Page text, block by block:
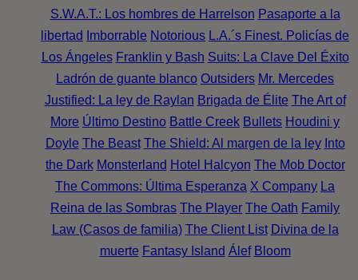
S.W.A.T.: Los hombres de Harrelson Pasaporte a la
libertad
Imborrable Notorious L.A.´s Finest. Policías de
Los Ángeles Franklin y Bash Suits: La Clave Del Éxito
Ladrón de guante blanco Outsiders Mr. Mercedes
Justified: La ley de Raylan Brigada de Élite The Art of
More Último Destino Battle Creek Bullets Houdini y
Doyle The Beast The Shield: Al margen de la ley Into
the Dark Monsterland Hotel Halcyon The Mob Doctor
The Commons: Última Esperanza X Company La
Reina de las Sombras The Player The Oath Family
Law (Casos de familia) The Client List Divina de la
muerte Fantasy Island Álef Bloom